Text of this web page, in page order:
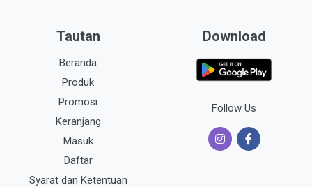
Tautan
Beranda
Produk
Promosi
Keranjang
Masuk
Daftar
Syarat dan Ketentuan
Download
Follow Us